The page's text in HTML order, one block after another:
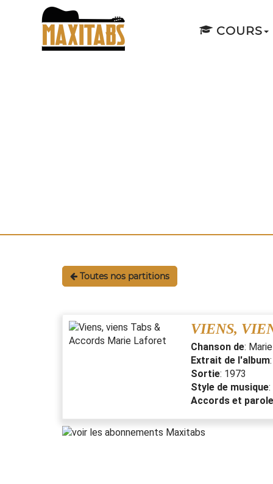
COURS
Toutes nos partitions
VIENS,
Chanson de:
Extrait de l'album:
Sortie: 1973
Style de musique:
Accords et